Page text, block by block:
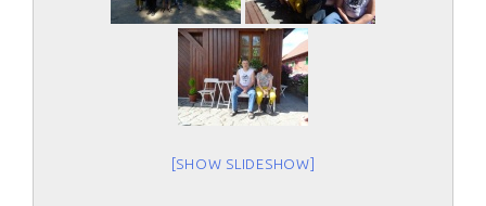
[SHOW SLIDESHOW]